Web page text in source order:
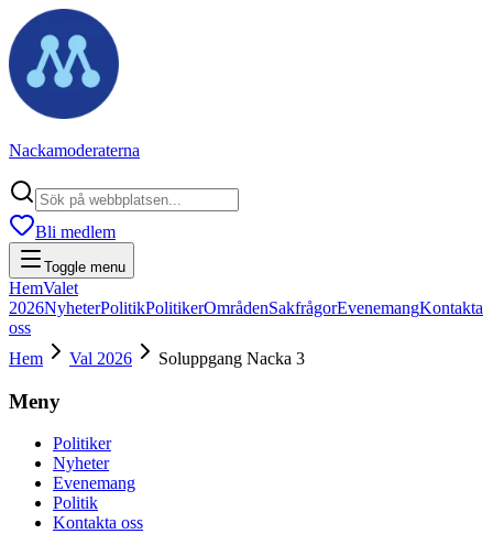
Nackamoderaterna
Bli medlem
Toggle menu
HemValet
2026NyheterPolitikPolitikerOmrådenSakfrågorEvenemangKontakta
oss
Hem
Val 2026 Soluppgang Nacka 3
Meny
Politiker
Nyheter
Evenemang
Politik
Kontakta oss